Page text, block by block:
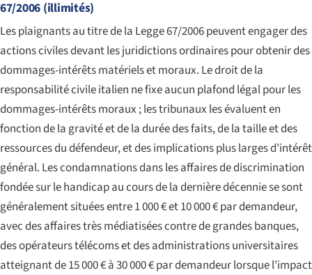
67/2006 (illimités)
Les plaignants au titre de la Legge 67/2006 peuvent engager des
actions civiles devant les juridictions ordinaires pour obtenir des
dommages-intérêts matériels et moraux. Le droit de la
responsabilité civile italien ne fixe aucun plafond légal pour les
dommages-intérêts moraux ; les tribunaux les évaluent en
fonction de la gravité et de la durée des faits, de la taille et des
ressources du défendeur, et des implications plus larges d'intérêt
général. Les condamnations dans les affaires de discrimination
fondée sur le handicap au cours de la dernière décennie se sont
généralement situées entre 1 000 € et 10 000 € par demandeur,
avec des affaires très médiatisées contre de grandes banques,
des opérateurs télécoms et des administrations universitaires
atteignant de 15 000 € à 30 000 € par demandeur lorsque l'impact